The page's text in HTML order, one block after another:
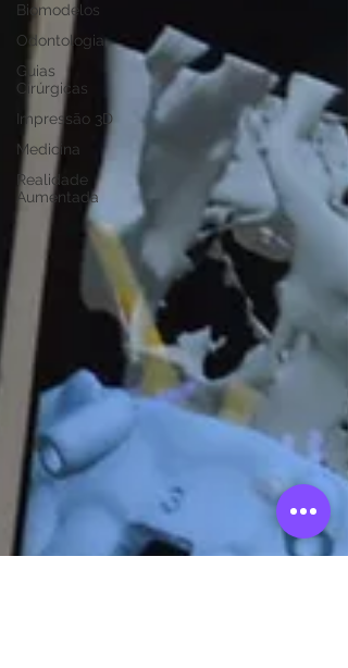
Biomodelos
Odontologia
Guias
Cirúrgicas
Impressão 3D
Medicina
Realidade
Aumentada